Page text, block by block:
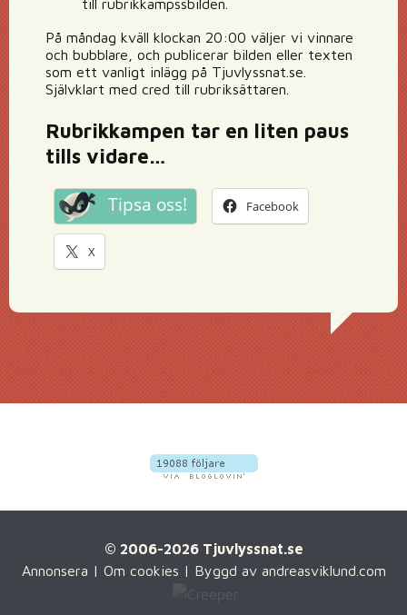
till rubrikkampssbilden.
På måndag kväll klockan 20:00 väljer vi vinnare
och bubblare, och publicerar bilden eller texten
som ett vanligt inlägg på Tjuvlyssnat.se.
Självklart med cred till rubriksättaren.
Rubrikkampen tar en liten paus
tills vidare…
Tipsa oss! Facebook
X
© 2006-2026 Tjuvlyssnat.se
Annonsera | Om cookies | Byggd av andreasviklund.com